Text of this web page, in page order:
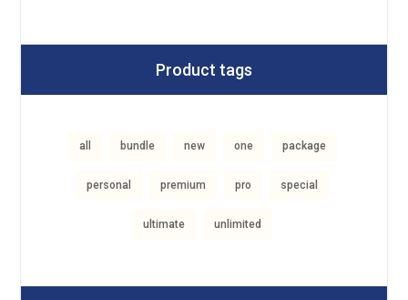
Product tags
all bundle new one package
personal premium pro special
ultimate unlimited